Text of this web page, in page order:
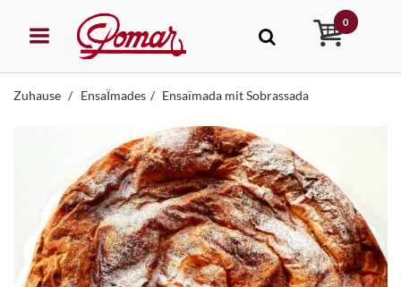
0
Zuhause EnsaÏmades Ensaïmada mit Sobrassada